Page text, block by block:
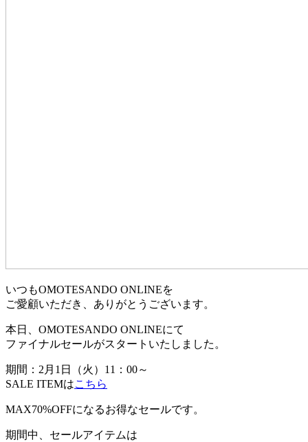
いつもOMOTESANDO ONLINEを
ご愛顧いただき、ありがとうございます。
本日、OMOTESANDO ONLINEにて
ファイナルセールがスタートいたしました。
期間：2月1日（火）11：00～
SALE ITEMはこちら
MAX70%OFFになるお得なセールです。
期間中、セールアイテムは